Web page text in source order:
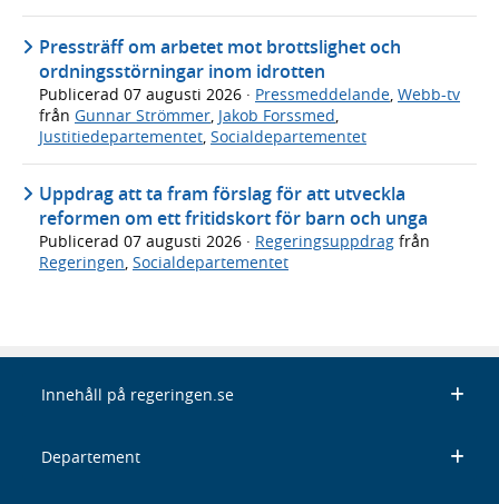
Pressträff om arbetet mot brottslighet och
ordningsstörningar inom idrotten
Publicerad 07 augusti 2026 · Pressmeddelande Webb-tv
från Gunnar Strömmer Jakob Forssmed
Justitiedepartementet Socialdepartementet
Uppdrag att ta fram förslag för att utveckla
reformen om ett fritidskort för barn och unga
Publicerad 07 augusti 2026 · Regeringsuppdrag från
Regeringen, Socialdepartementet
Innehåll på regeringen.se
Departement